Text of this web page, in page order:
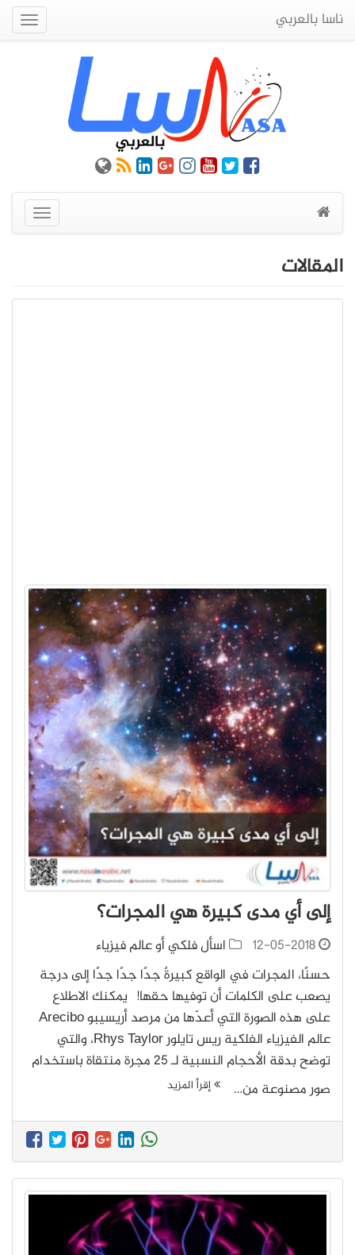
ناسا بالعربي
عرض
القائمة
المقالات
إلى أي مدى كبيرة هي المجرات؟
12-05-2018
اسأل فلكي أو عالم فيزياء
حسنًا، المجرات في الواقع كبيرةٌ جدًا جدًا جدًا إلى درجة
يصعب على الكلمات أن توفيها حقها! يمكنك الاطلاع
على هذه الصورة التي أعدّها من مرصد أريسيبو Arecibo
عالم الفيزياء الفلكية ريس تايلور Rhys Taylor، والتي
توضح بدقة الأحجام النسبية لـ 25 مجرة منتقاة باستخدام
صور مصنوعة من…
إقرأ المزيد